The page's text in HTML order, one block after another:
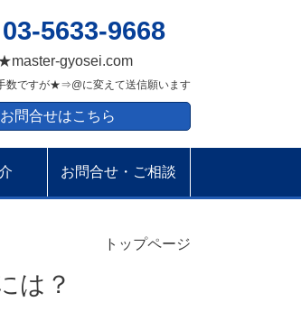
03-5633-9668
master-gyosei.com
数ですが★⇒@に変えて送信願います
お問合せはこちら
お問合せ・ご相談
トップページ
は？